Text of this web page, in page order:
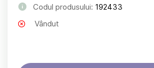
Codul produsului: 192433
Vândut